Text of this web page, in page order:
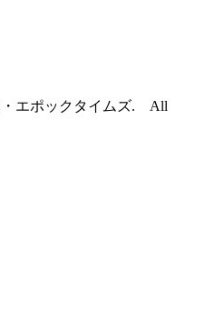
・エポックタイムズ. All